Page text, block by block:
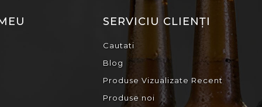
SERVICIU CLIENȚI
Cautati
Blog
Produse Vizualizate Recent
Produse noi